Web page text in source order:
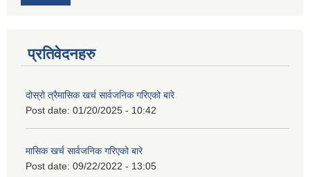
प्रतिवेदनहरु
दोस्रो त्रैमासिक खर्च सार्वजनिक गरिएको बारे
Post date: 01/20/2025 - 10:42
मासिक खर्च सार्वजनिक गरिएको बारे
Post date: 09/22/2022 - 13:05